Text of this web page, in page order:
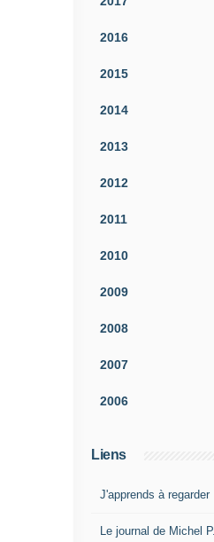
2016
2015
2014
2013
2012
2011
2010
2009
2008
2007
2006
Liens
J'apprends à regarder
Le journal de Michel P.